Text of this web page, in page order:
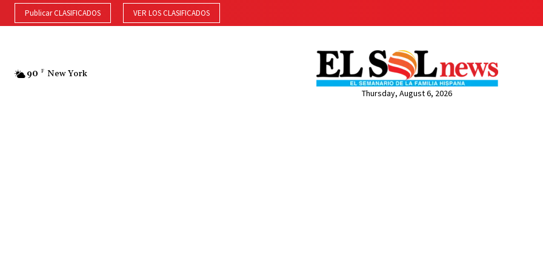
Publicar CLASIFICADOS VER LOS CLASIFICADOS
90 F New York
Thursday, August 6, 2026